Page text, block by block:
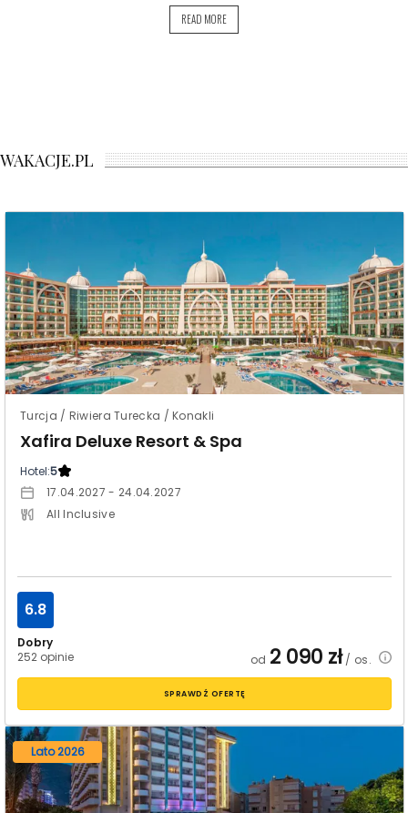
READ MORE
WAKACJE.PL
Turcja / Riwiera Turecka / Konakli
Xafira Deluxe Resort & Spa
Hotel:5
17.04.2027 - 24.04.2027
All Inclusive
Dobry
252 opinie
6.8
od 2 090 zł/ os.
SPRAWDŹ OFERTĘ
Lato 2026